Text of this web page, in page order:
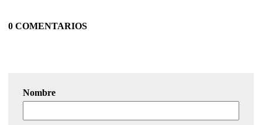
0 COMENTARIOS
Nombre